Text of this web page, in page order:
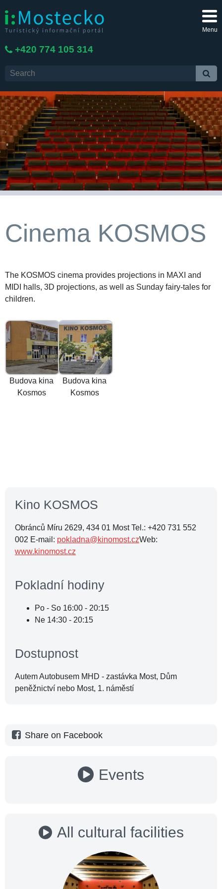
Menu
+420 774 105 314
Cinema KOSMOS
The KOSMOS cinema provides projections in MAXI and
MIDI halls, 3D projections, as well as Sunday fairy-tales for
children.
Budova kina
Kosmos
Budova kina
Kosmos
Kino KOSMOS
Obránců Míru 2629, 434 01 Most Tel.: +420 731 552
002 E-mail: pokladna@kinomost.czWeb:
www.kinomost.cz
Pokladní hodiny
Po - So 16:00 - 20:15
Ne 14:30 - 20:15
Dostupnost
Autem Autobusem MHD - zastávka Most, Dům
peněžnictví nebo Most, 1. náměstí
Share on Facebook
Events
All cultural facilities